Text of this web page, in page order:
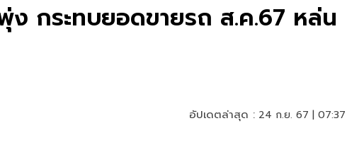
ง กระทบยอดขายรถ ส.ค.67 หล่น
อัปเดตล่าสุด : 24 ก.ย. 67 |